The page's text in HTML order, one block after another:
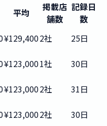
平均
掲載店
舗数
記録日
数
¥129,4002社
25日
¥123,0001社
30日
¥123,0002社
31日
¥123,0002社
30日